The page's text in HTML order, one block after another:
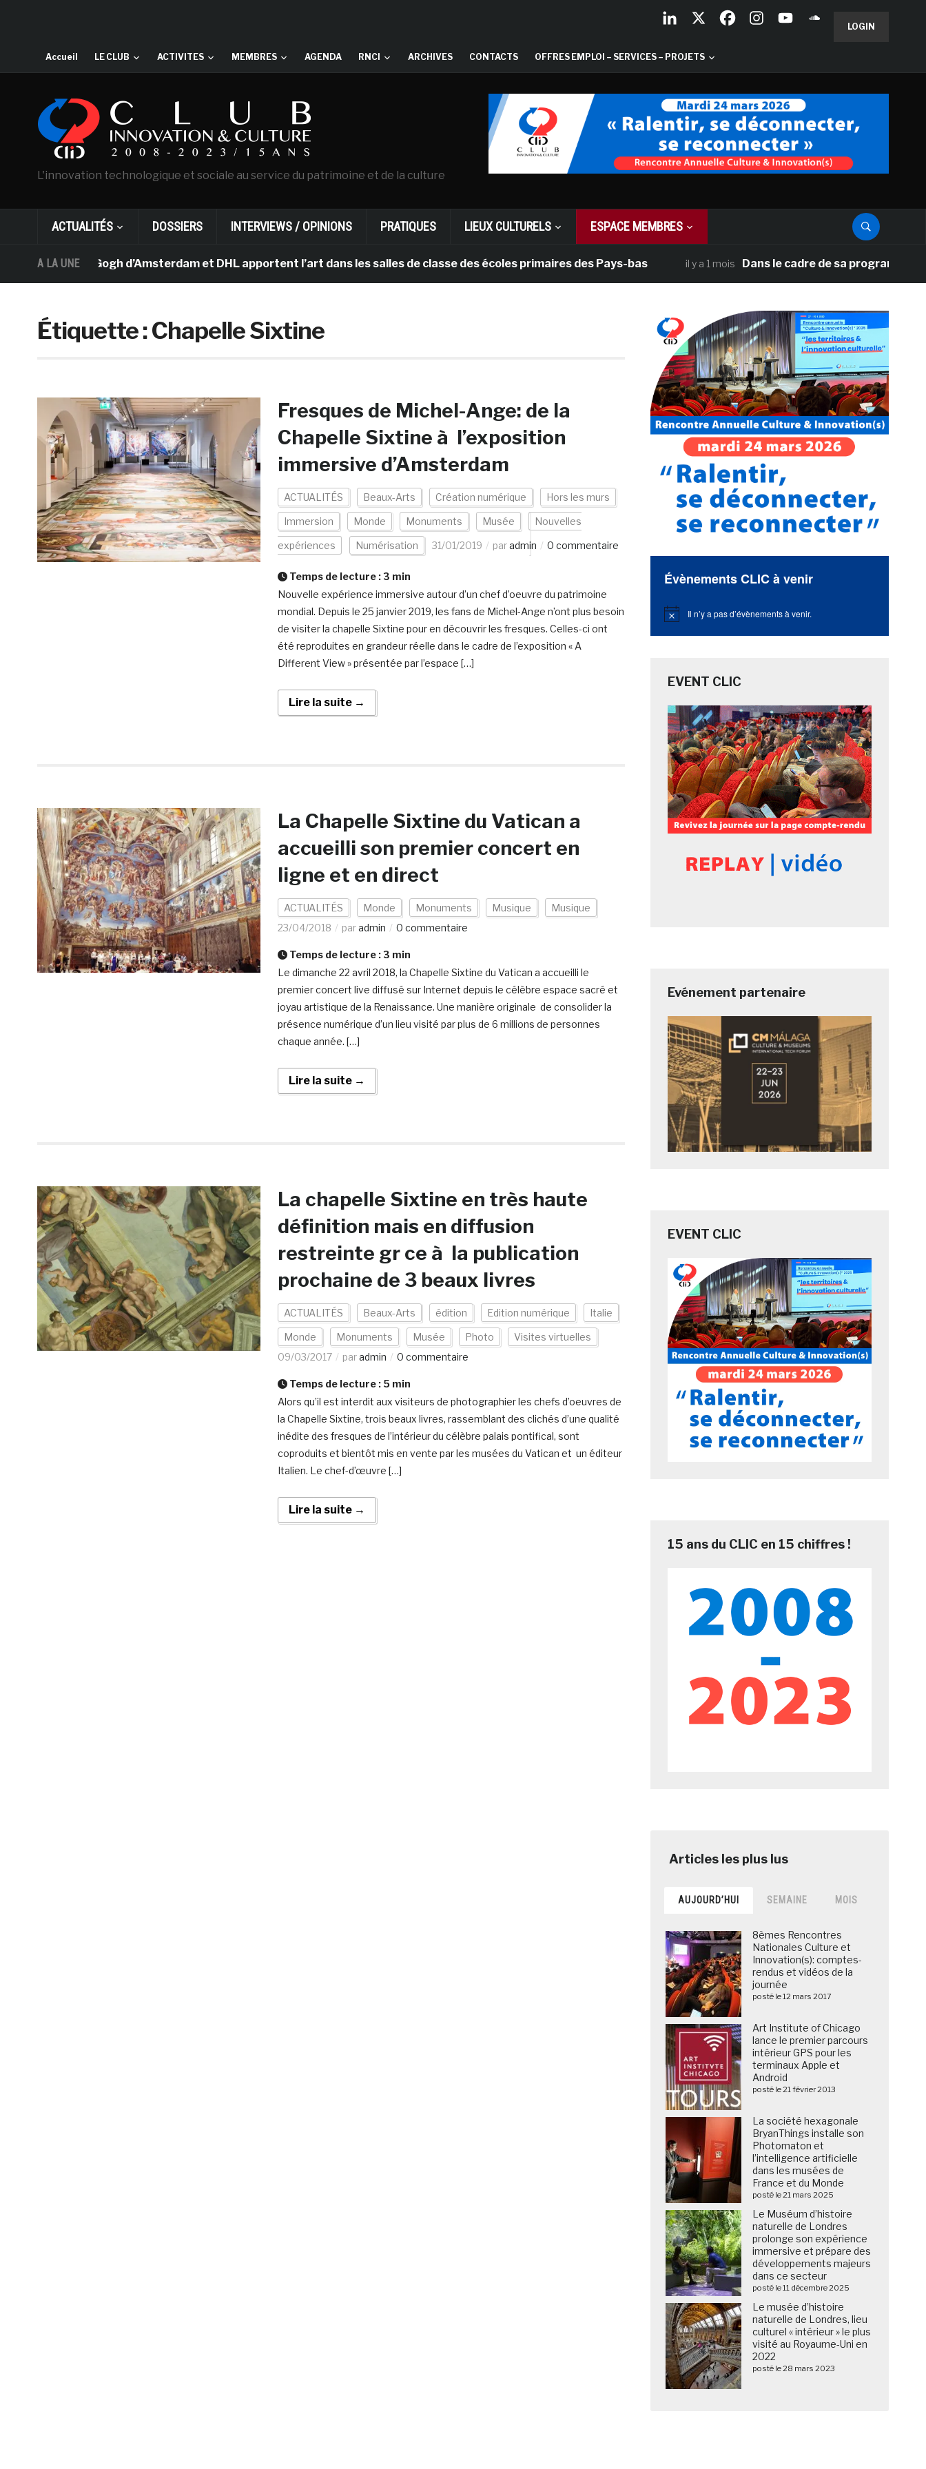
LOGIN
Accueil LE CLUB ACTIVITES MEMBRES AGENDA RNCI ARCHIVES CONTACTS OFFRES EMPLOI – SERVICES – PROJETS
L'innovation technologique et sociale au service du patrimoine et de la culture
ACTUALITÉS DOSSIERS INTERVIEWS / OPINIONS PRATIQUES LIEUX CULTURELS ESPACE MEMBRES
A LA UNE
Van Gogh d’Amsterdam et DHL apportent l’art dans les salles de classe des écoles primaires des Pays-bas il y a 1 mois Dans le cadre de sa programmation
Étiquette :Chapelle Sixtine
Fresques de Michel-Ange: de la
Chapelle Sixtine à l’exposition
immersive d’Amsterdam
ACTUALITÉS Beaux-Arts Création numérique Hors les murs
Immersion Monde Monuments Musée Nouvelles
expériences Numérisation 31/01/2019 paradmin 0 commentaire
Temps de lecture : 3 min
Nouvelle expérience immersive autour d’un chef d’oeuvre du patrimoine
mondial. Depuis le 25 janvier 2019, les fans de Michel-Ange n’ont plus besoin
de visiter la chapelle Sixtine pour en découvrir les fresques. Celles-ci ont
été reproduites en grandeur réelle dans le cadre de l’exposition « A
Different View » présentée par l’espace […]
Lire la suite →
La Chapelle Sixtine du Vatican a
accueilli son premier concert en
ligne et en direct
ACTUALITÉS Monde Monuments Musique
Musique
23/04/2018
paradmin 0 commentaire
Temps de lecture : 3 min
Le dimanche 22 avril 2018, la Chapelle Sixtine du Vatican a accueilli le
premier concert live diffusé sur Internet depuis le célèbre espace sacré et
joyau artistique de la Renaissance. Une manière originale de consolider la
présence numérique d’un lieu visité par plus de 6 millions de personnes
chaque année. […]
Lire la suite →
La chapelle Sixtine en très haute
définition mais en diffusion
restreinte gr ce à la publication
prochaine de 3 beaux livres
ACTUALITÉS Beaux-Arts édition Edition numérique Italie
Monde Monuments Musée Photo
Visites virtuelles
09/03/2017
paradmin 0 commentaire
Temps de lecture : 5 min
Alors qu’il est interdit aux visiteurs de photographier les chefs d’oeuvres de
la Chapelle Sixtine, trois beaux livres, rassemblant des clichés d’une qualité
inédite des fresques de l’intérieur du célèbre palais pontifical, sont
coproduits et bientôt mis en vente par les musées du Vatican et un éditeur
Italien. Le chef-d’œuvre […]
Lire la suite →
Évènements CLIC à venir
Notice Il n’y a pas d’évènements à venir.
EVENT CLIC
Evénement partenaire
EVENT CLIC
15 ans du CLIC en 15 chiffres !
AUJOURD’HUI SEMAINE MOIS
8èmes Rencontres
Nationales Culture et
Innovation(s): comptes-
rendus et vidéos de la
journée
posté le 12 mars 2017
Art Institute of Chicago
lance le premier parcours
intérieur GPS pour les
terminaux Apple et
Android
posté le 21 février 2013
La société hexagonale
BryanThings installe son
Photomaton et
l’intelligence artificielle
dans les musées de
France et du Monde
posté le 21 mars 2025
Le Muséum d’histoire
naturelle de Londres
prolonge son expérience
immersive et prépare des
développements majeurs
dans ce secteur
posté le 11 décembre 2025
Le musée d’histoire
naturelle de Londres, lieu
culturel « intérieur » le plus
visité au Royaume-Uni en
2022
posté le 28 mars 2023